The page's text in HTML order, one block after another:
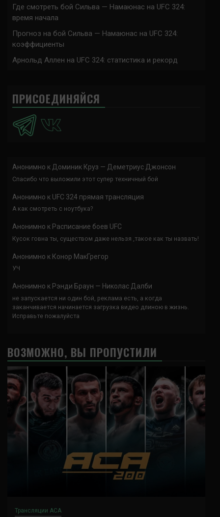
Где смотреть бой Сильва — Намаюнас на UFC 324:
время начала
Прогноз на бой Сильва — Намаюнас на UFC 324:
коэффициенты
Арнольд Аллен на UFC 324: статистика и рекорд
ПРИСОЕДИНЯЙСЯ
Анонимно к Доминик Круз — Деметриус Джонсон
Спасибо что выложили этот супер техничный бой
Анонимно к UFC 324 прямая трансляция
А как смотреть с ноутбука?
Анонимно к Расписание боев UFC
Кусок говна ты, существом даже нельзя ,такое как ты назвать!
Анонимно к Конор МакГрегор
УЧ
Анонимно к Рэнди Браун — Николас Далби
не запускается ни один бой, реклама есть, а когда
заканчивается начинается загрузка видео длиною в жизнь.
Исправьте пожалуйста
ВОЗМОЖНО, ВЫ ПРОПУСТИЛИ
Трансляции ACA